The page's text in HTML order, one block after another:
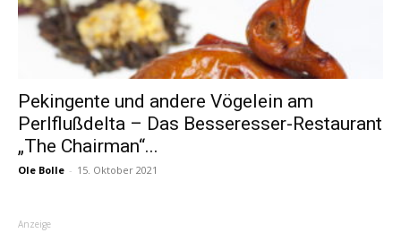
Pekingente und andere Vögelein am
Perlflußdelta – Das Besseresser-Restaurant
„The Chairman“...
Ole Bolle - 15. Oktober 2021
Anzeige